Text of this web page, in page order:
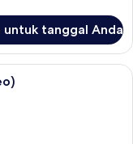
untuk tanggal Anda
2 kamar tidur